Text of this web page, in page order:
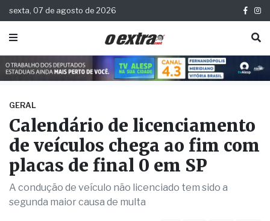
sexta, 07 de agosto de 2026
GERAL
Calendário de licenciamento
de veículos chega ao fim com
placas de final 0 em SP
A condução de veículo não licenciado tem sido a
segunda maior causa de multa